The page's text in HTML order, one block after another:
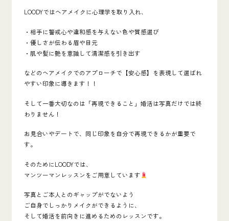
LOODYではヘアメイクに心理学を取り入れ、
・相手に警戒心や違和感を与えない色や質感選び
・優しさが伝わる眉や目元
・肌や髪に艶を意識して清潔感を引き出す
などのヘアメイクでのアプローチで【安心感】を表現して選ばれ
やすい印象に導きます！！
そして一番大切なのは「再現できること」婚活は写真だけでは終
わりません！
お見合いやデートで、同じ印象を自分で再現できるかが重要で
す。
そのためにLOODYでは、
マンツーマンレッスンをご用意しています
写真とご本人とのギャップがでないよう
ご自身でしっかりメイクができるように、
そして婚活を前向きに進めるためのレッスンです。